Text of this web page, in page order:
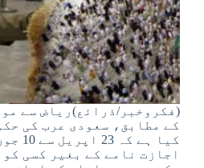
(فکروخبر/ذرائع)ریاض سے
کے مطابق، سعودی عرب کی
اجازت نامے کے بغیر کسی کو